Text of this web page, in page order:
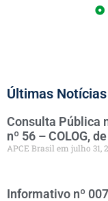
Últimas Notícias
Consulta Pública
nº 56 – COLOG,
APCE Brasil julho 31,
Informativo nº